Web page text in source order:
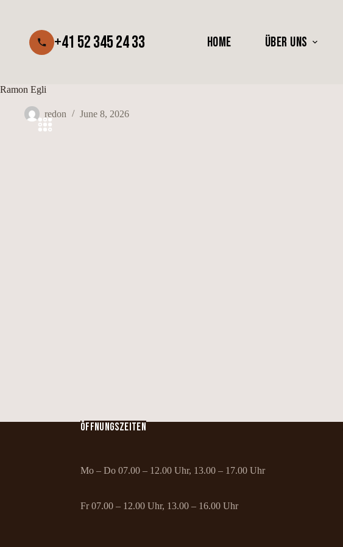
+41 52 345 24 33 HOME ÜBER UNS
Ramon Egli
redon June 8, 2026
ÖFFNUNGSZEITEN
Mo – Do 07.00 – 12.00 Uhr, 13.00 – 17.00 Uhr
Fr 07.00 – 12.00 Uhr, 13.00 – 16.00 Uhr